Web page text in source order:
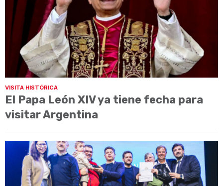
VISITA HISTÓRICA
El Papa León XIV ya tiene fecha para
visitar Argentina